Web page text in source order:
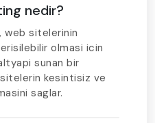
nedir?
sitelerinin
olmasi icin
sunan bir
kesintisiz ve
saglar.